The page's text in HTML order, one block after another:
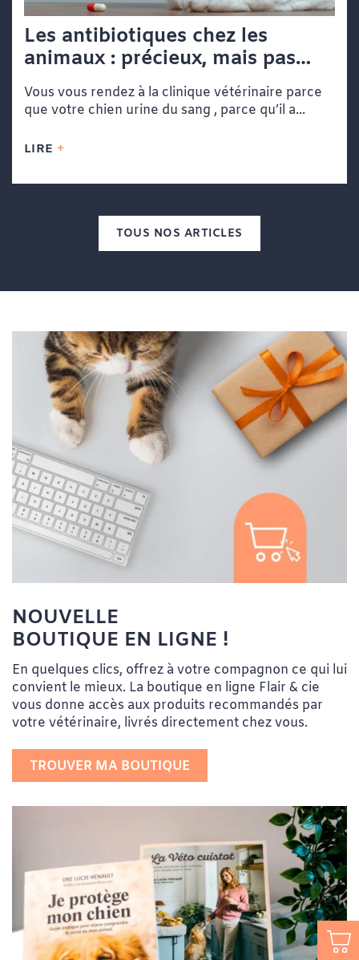
Les antibiotiques chez les
animaux : précieux, mais pas
toujours nécessaires
Vous vous rendez à la clinique vétérinaire parce
que votre chien urine du sang , parce qu’il a...
LIRE
TOUS NOS ARTICLES
NOUVELLE
BOUTIQUE EN LIGNE !
En quelques clics, offrez à votre compagnon ce qui lui
convient le mieux. La boutique en ligne Flair & cie
vous donne accès aux produits recommandés par
votre vétérinaire, livrés directement chez vous.
TROUVER MA BOUTIQUE